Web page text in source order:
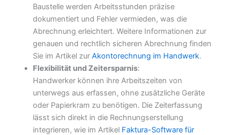
Baustelle werden Arbeitsstunden präzise
dokumentiert und Fehler vermieden, was die
Abrechnung erleichtert. Weitere Informationen zur
genauen und rechtlich sicheren Abrechnung finden
Sie im Artikel zurAkontorechnung im Handwerk.
Flexibilität und Zeitersparnis:
Handwerker können ihre Arbeitszeiten von
unterwegs aus erfassen, ohne zusätzliche Geräte
oder Papierkram zu benötigen. Die Zeiterfassung
lässt sich direkt in die Rechnungserstellung
integrieren, wie im ArtikelFaktura-Software für